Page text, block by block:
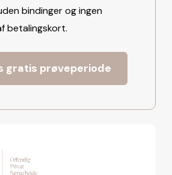
bindinger og ingen
betalingskort.
gratis prøveperiode